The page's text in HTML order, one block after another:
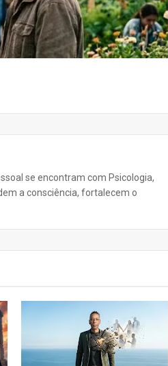
se encontram com Psicologia,
a consciência, fortalecem o